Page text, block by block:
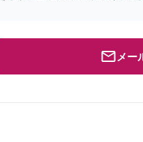
メー